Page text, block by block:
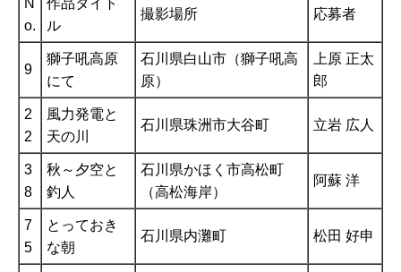
N
o.
作品タイト
ル
撮影場所 応募者
9
獅子吼高原
にて
石川県白山市（獅子吼高
原）
上原 正太
郎
2
2
風力発電と
天の川
石川県珠洲市大谷町 立岩 広人
3
8
秋～夕空と
釣人
石川県かほく市高松町
（高松海岸）
阿蘇 洋
7
5
とっておき
な朝
石川県内灘町 松田 好申